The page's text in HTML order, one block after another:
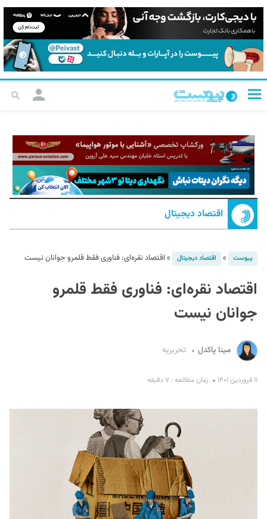
اقتصاد دیجیتال
پیوست » اقتصاد دیجیتال » اقتصاد نقره‌ای: فناوری فقط قلمرو جوانان نیست
اقتصاد نقره‌ای: فناوری فقط قلمرو
جوانان نیست
مینا پاکدل تحریریه
۱۱ فروردین ۱۴۰۱ زمان مطالعه : ۷ دقیقه